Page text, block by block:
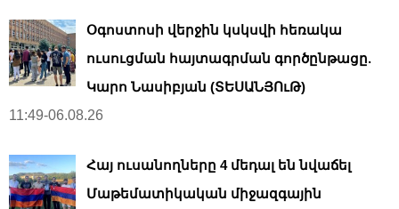
Օգոստոսի վերջին կսկսվի հեռակա
ուսուցման հայտագրման գործընթացը.
Կարո Նասիբյան (ՏԵՍԱՆՅՈւԹ)
11:49-06.08.26
Հայ ուսանողները 4 մեդալ են նվաճել
Մաթեմատիկական միջազգային